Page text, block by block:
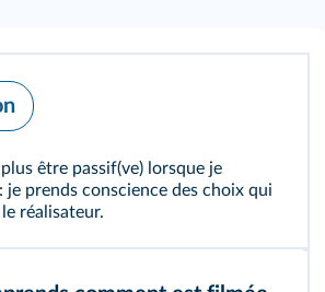
être passif(ve) lorsque je
je prends conscience des choix qui
réalisateur.